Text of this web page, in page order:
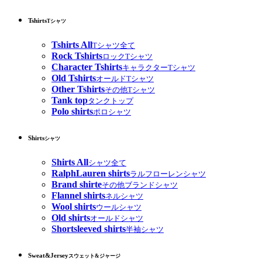
TshirtsTシャツ
Tshirts AllTシャツ全て
Rock TshirtsロックTシャツ
Character TshirtsキャラクターTシャツ
Old TshirtsオールドTシャツ
Other Tshirtsその他Tシャツ
Tank topタンクトップ
Polo shirtsポロシャツ
Shirtsシャツ
Shirts Allシャツ全て
RalphLauren shirtsラルフローレンシャツ
Brand shirteその他ブランドシャツ
Flannel shirtsネルシャツ
Wool shirtsウールシャツ
Old shirtsオールドシャツ
Shortsleeved shirts半袖シャツ
Sweat&Jerseyスウェット&ジャージ